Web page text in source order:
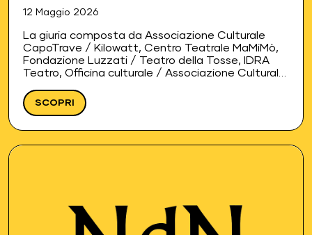
12 Maggio 2026
La giuria composta da Associazione Culturale
CapoTrave / Kilowatt, Centro Teatrale MaMiMò,
Fondazione Luzzati / Teatro della Tosse, IDRA
Teatro, Officina culturale / Associazione Culturale
Vita, Elsinor - Centro di produzione teatrale,…
SCOPRI